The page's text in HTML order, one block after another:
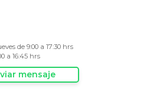
de 9:00 a 17:30 hrs
a 16:45 hrs
mensaje